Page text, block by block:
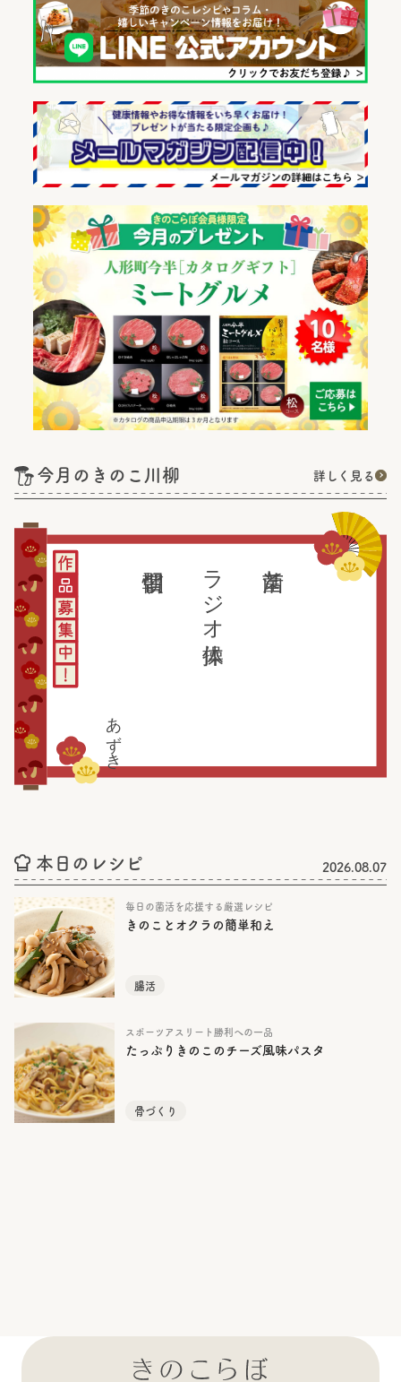
今月のきのこ川柳 詳しく見る
菌活と
ラジオ体操
あずき
本日のレシピ 2026.08.07
毎日の菌活を応援する厳選レシピ
きのことオクラの簡単和え
腸活
スポーツアスリート勝利への一品
たっぷりきのこのチーズ風味パスタ
骨づくり